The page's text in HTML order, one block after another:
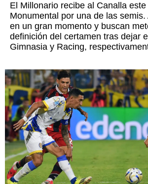
El Millonario recibe al Canalla este
Monumental por una de las semis.
en un gran momento y buscan
definición del certamen tras dejar
Gimnasia y Racing,